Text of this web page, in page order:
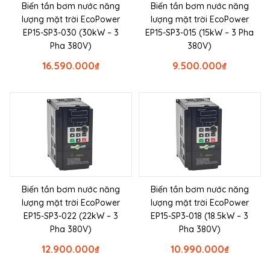
Biến tần bơm nước năng
lượng mặt trời EcoPower
EP15-SP3-030 (30kW – 3
Pha 380V)
₫
16.590.000
Biến tần bơm nước năng
lượng mặt trời EcoPower
EP15-SP3-015 (15kW – 3 Pha
380V)
₫
9.500.000
Biến tần bơm nước năng
lượng mặt trời EcoPower
EP15-SP3-022 (22kW – 3
Pha 380V)
₫
12.900.000
Biến tần bơm nước năng
lượng mặt trời EcoPower
EP15-SP3-018 (18.5kW – 3
Pha 380V)
₫
10.990.000